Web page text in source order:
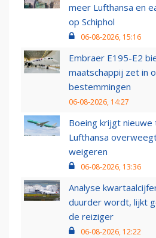
meer Lufthansa en
op Schiphol
06-08-2026, 15:16
Embraer E195-E2
maatschappij zet in
bestemmingen
06-08-2026, 14:27
Boeing krijgt nieuwe
Lufthansa
weigeren
06-08-2026, 13:36
Analyse
duurder wordt, lijkt
de reiziger
06-08-2026, 12:22